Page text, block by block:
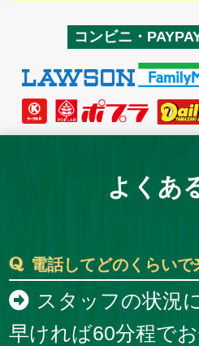
コンビニ・
よくあ
電話してどのくらいで
スタッフの状況
早ければ60分程で